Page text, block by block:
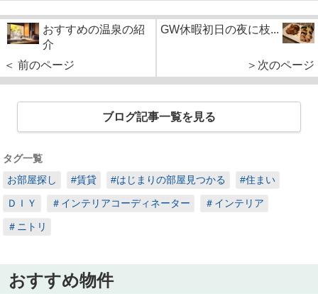
おすすめの温泉の紹
介
＜ 前のページ
GW休暇初日の夜に枝...
＞次のページ
ブログ記事一覧を見る
タグ一覧
お部屋探し
#賃貸 #はじまりの部屋見つかる #住まい
ＤＩＹ ＃インテリアコーディネーター ＃インテリア
＃ニトリ
おすすめ物件